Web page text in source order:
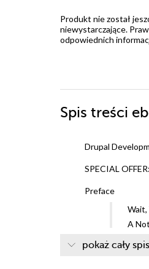
Produkt nie został
niewystarczające.
odpowiednich
Spis treści
Drupal
SPECIAL
Preface
Wait,
A
The
pokaż cały